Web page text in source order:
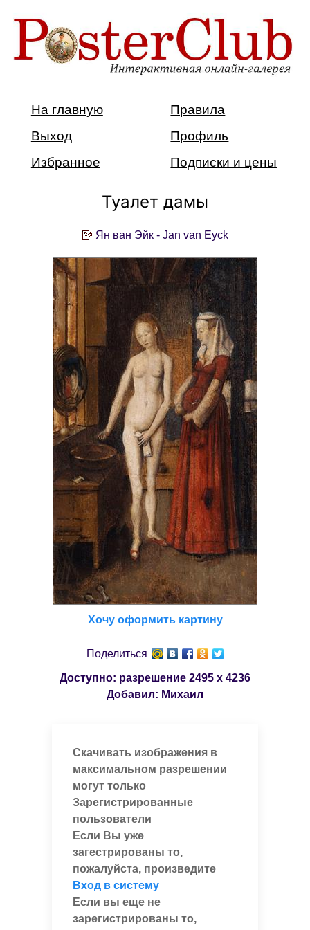
На главную
Правила
Выход
Профиль
Избранное
Подписки и цены
Туалет дамы
Ян ван Эйк - Jan van Eyck
Хочу оформить картину
Поделиться
Доступно: разрешение 2495 x 4236
Добавил: Михаил
Скачивать изображения в
максимальном разрешении
могут только
Зарегистрированные
пользователи
Если Вы уже
загестрированы то,
пожалуйста, произведите
Вход в систему
Если вы еще не
зарегистрированы то,